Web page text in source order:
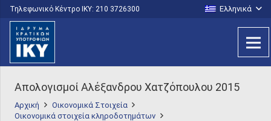
Τηλεφωνικό Κέντρο IKY: 210 3726300 Ελληνικά
Απολογισμοί Αλέξανδρου Χατζόπουλου 2015
Αρχική
Οικονομικά Στοιχεία
Οικονομικά στοιχεία κληροδοτημάτων